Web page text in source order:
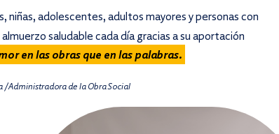
niñas, adolescentes, adultos mayores y personas con
saludable cada día gracias a su aportación
en las obras que en las palabras.
/Administradora de la Obra Social